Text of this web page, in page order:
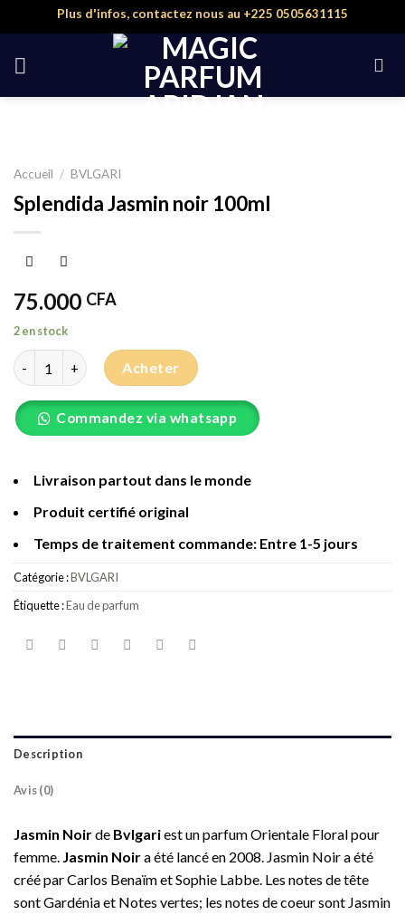
to
content
Plus d'infos, contactez nous au +225 0505631115
Accueil / BVLGARI
Splendida Jasmin noir 100ml
75.000 CFA
2 en stock
quantité de Splendida Jasmin noir 100ml
Acheter
Commandez via whatsapp
Livraison partout dans le monde
Produit certifié original
Temps de traitement commande: Entre 1-5 jours
Catégorie :BVLGARI
Étiquette :Eau de parfum
Description
Avis (0)
Jasmin Noirde Bvlgariest un parfum Orientale Floral pour
femme. Jasmin Noira été lancé en 2008. Jasmin Noir a été
créé par Carlos Benaïm et Sophie Labbe. Les notes de tête
sont Gardénia et Notes vertes; les notes de coeur sont Jasmin